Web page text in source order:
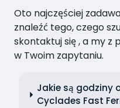
Oto najczęściej
znaleźć tego, czego
skontaktuj się , a my z
w Twoim zapytaniu.
Jakie są godziny
Cyclades Fast